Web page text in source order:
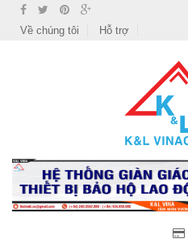
Về chúng tôi
Hỗ trợ